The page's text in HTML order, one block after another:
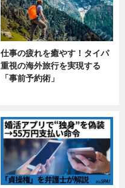
仕事の疲れを癒やす！タイパ
重視の海外旅行を実現する
「事前予約術」